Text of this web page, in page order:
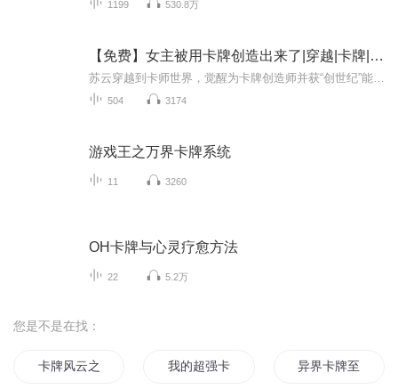
1199 530.8万
【免费】女主被用卡牌创造出来了|穿越|卡牌|金手指
504 3174
游戏王之万界卡牌系统
11 3260
OH卡牌与心灵疗愈方法
22 5.2万
您是不是在找：
卡牌风云之听风 我的超强卡牌 异界卡牌至尊